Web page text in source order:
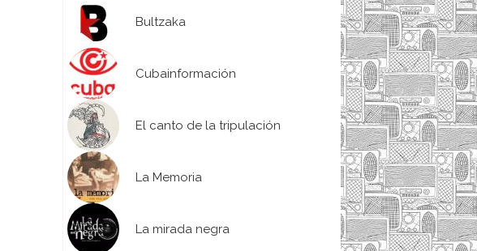
Bultzaka
Cubainformación
El canto de la tripulación
La Memoria
La mirada negra